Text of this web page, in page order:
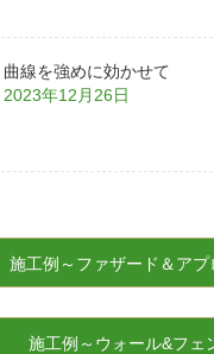
曲線を強めに効かせて
2023年12月26日
施工例～ファザード＆アプ
施工例～ウォール&フェ